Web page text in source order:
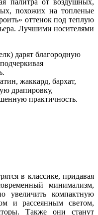
похожих на топленые
оттенок под теплую
Лучшими носителями
дарят благородную
жаккард, бархат,
драпировку,
практичность.
в классике, придавая
минимализм,
увеличить компактную
и рассеянным светом,
Также они станут